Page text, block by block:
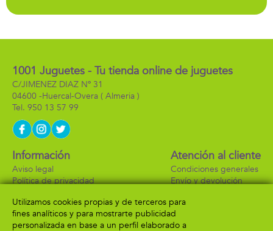
1 disparador y 3
enigma exclusivo,
disparador y 3
1001 Juguetes - Tu tienda online de juguetes
C/JIMENEZ DIAZ Nº 31
04600 -Huercal-Overa ( Almeria )
950 13 57 99
Información
Aviso legal
Política de privacidad
Atención al cliente
Condiciones generales
Envío y devolución
Formas de pago
Utilizamos cookies propias y de terceros para
fines analíticos y para mostrarte publicidad
personalizada en base a un perfil elaborado a